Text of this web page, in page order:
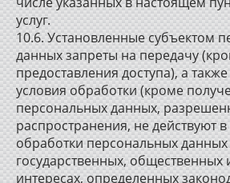
услуг.
10.6. Установленные субъектом
данных запреты на передачу
предоставления доступа), а
условия обработки (кроме
персональных данных,
распространения, не действуют в
обработки персональных данных
государственных,
интересах, определенных